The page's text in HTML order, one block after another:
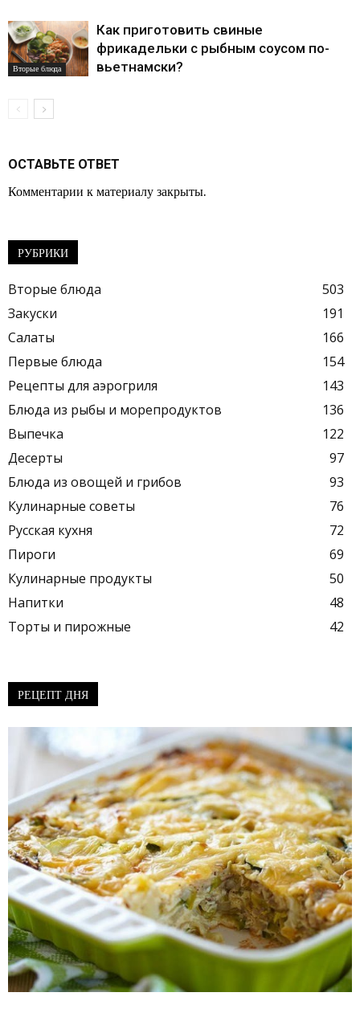
Вторые блюда
Как приготовить свиные
фрикадельки с рыбным соусом по-
вьетнамски?
ОСТАВЬТЕ ОТВЕТ
Комментарии к материалу закрыты.
РУБРИКИ
Вторые блюда
503
Закуски
191
Салаты
166
Первые блюда
154
Рецепты для аэрогриля
143
Блюда из рыбы и морепродуктов
136
Выпечка
122
Десерты
97
Блюда из овощей и грибов
93
Кулинарные советы
76
Русская кухня
72
Пироги
69
Кулинарные продукты
50
Напитки
48
Торты и пирожные
42
РЕЦЕПТ ДНЯ